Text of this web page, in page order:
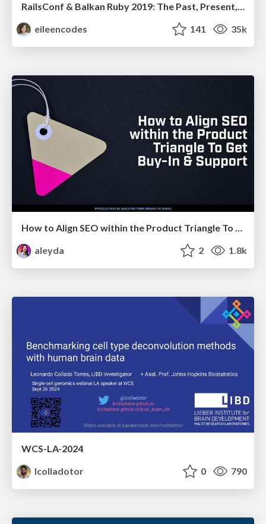
RailsConf & Balkan Ruby 2019: The Past, Present, and Future of Rails at GitHub
eileencodes
141 35k
How to Align SEO within the Product Triangle To Get Buy-In & Support - #RIMC
aleyda
2 1.8k
WCS-LA-2024
lcolladotor
0 790